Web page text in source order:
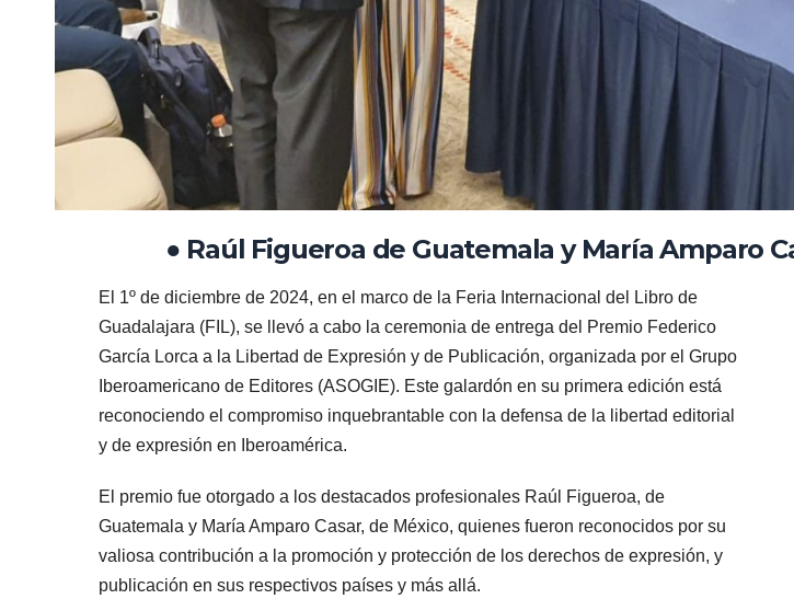
● Raúl Figueroa de Guatemala y María Amparo
El 1º de diciembre de 2024, en el marco de la Feria Internacional del Libro de
Guadalajara (FIL), se llevó a cabo la ceremonia de entrega del Premio Federico
García Lorca a la Libertad de Expresión y de Publicación, organizada por el Grupo
Iberoamericano de Editores (ASOGIE). Este galardón en su primera edición está
reconociendo el compromiso inquebrantable con la defensa de la libertad editorial
y de expresión en Iberoamérica.
El premio fue otorgado a los destacados profesionales Raúl Figueroa, de
Guatemala y María Amparo Casar, de México, quienes fueron reconocidos por su
valiosa contribución a la promoción y protección de los derechos de expresión, y
publicación en sus respectivos países y más allá.